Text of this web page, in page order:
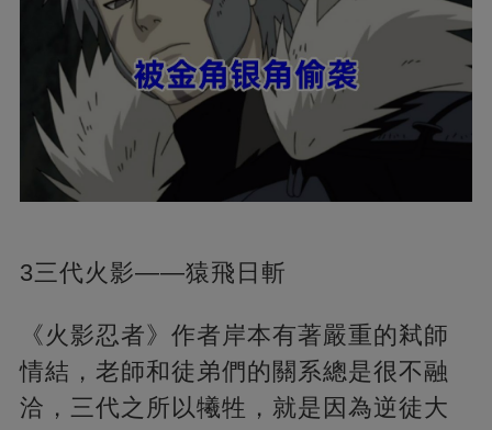
3三代火影——猿飛日斬
《火影忍者》作者岸本有著嚴重的弒師
情結，老師和徒弟們的關系總是很不融
洽，三代之所以犧牲，就是因為逆徒大